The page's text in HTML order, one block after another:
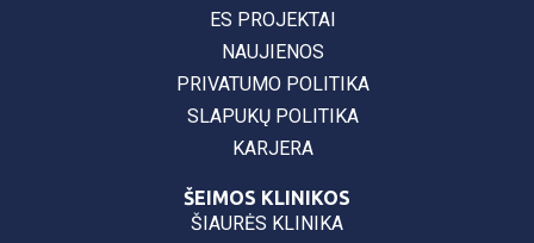
ES PROJEKTAI
NAUJIENOS
PRIVATUMO POLITIKA
SLAPUKŲ POLITIKA
KARJERA
ŠEIMOS KLINIKOS
ŠIAURĖS KLINIKA